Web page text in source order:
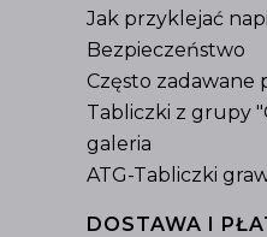
Jak przyklejać
Bezpieczeństwo
Często zadawane
Tabliczki z grupy
galeria
ATG-Tabliczki
DOSTAWA I